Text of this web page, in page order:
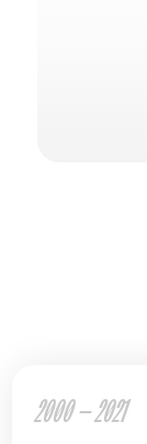
2000 — 2021